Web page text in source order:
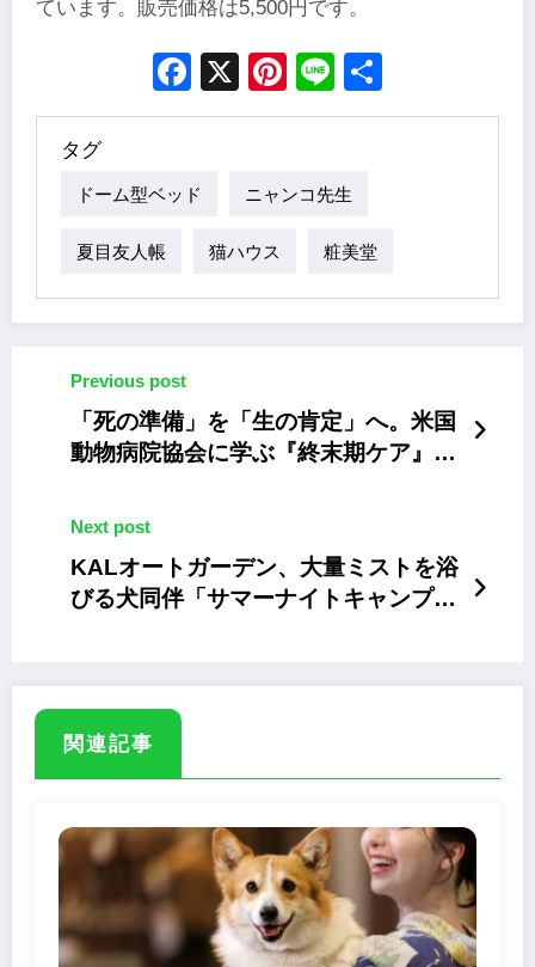
ています。販売価格は5,500円です。
Facebook
X Pinterest
Line
タグ
ドーム型ベッド ニャンコ先生
夏目友人帳 猫ハウス 粧美堂
Previous post
「死の準備」を「生の肯定」へ。米国
動物病院協会に学ぶ『終末期ケア』と
Next post
KALオートガーデン、大量ミストを浴
びる犬同伴「サマーナイトキャンプ」
関連記事